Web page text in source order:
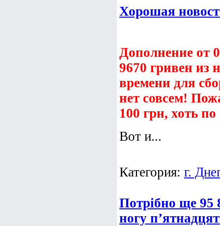
Хорошая
Дополнение от
9670 гривен из
времени для
нет совсем!
100 грн, хоть
Вот и...
Категория: г.
Потрібно ще 95
ногу